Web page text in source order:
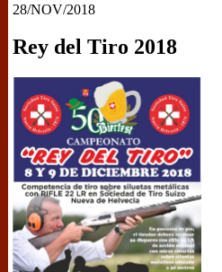
28/NOV/2018
Rey del Tiro 2018